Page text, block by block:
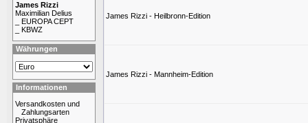
James Rizzi
Maximilian Delius
_ EUROPA CEPT
_ KBWZ
Währungen
Informationen
Versandkosten und
Zahlungsarten
Privatsphäre
James Rizzi - Heilbronn-Edition
James Rizzi - Mannheim-Edition